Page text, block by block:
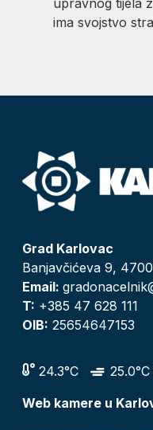
ima svojstvo
Grad Karlovac
Banjavčićeva 9,
Email:
T: +385 47 628 111
OIB: 25654647153
24.3°C
Web kamere u